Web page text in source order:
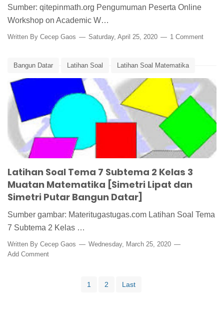
Sumber: qitepinmath.org Pengumuman Peserta Online
Workshop on Academic W…
Written By Cecep Gaos Saturday, April 25, 2020 1 Comment
Bangun Datar Latihan Soal Latihan Soal Matematika
Matematika Pembelajaran Simetri Lipat Simetri Putar
Tematik
Latihan Soal Tema 7 Subtema 2 Kelas 3
Muatan Matematika [Simetri Lipat dan
Simetri Putar Bangun Datar]
Sumber gambar: Materitugastugas.com Latihan Soal Tema
7 Subtema 2 Kelas …
Written By Cecep Gaos
Wednesday, March 25, 2020
Add Comment
1 2 Last